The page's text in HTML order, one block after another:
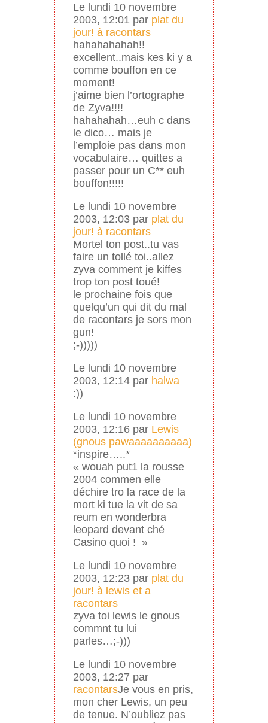
Le lundi 10 novembre
2003, 12:01 par plat du
jour! à racontars
hahahahahah!!
excellent..mais kes ki y a
comme bouffon en ce
moment!
j’aime bien l’ortographe
de Zyva!!!!
hahahahah…euh c dans
le dico… mais je
l’emploie pas dans mon
vocabulaire… quittes a
passer pour un C** euh
bouffon!!!!!
Le lundi 10 novembre
2003, 12:03 par plat du
jour! à racontars
Mortel ton post..tu vas
faire un tollé toi..allez
zyva comment je kiffes
trop ton post toué!
le prochaine fois que
quelqu’un qui dit du mal
de racontars je sors mon
gun!
;-)))))
Le lundi 10 novembre
2003, 12:14 par halwa
:))
Le lundi 10 novembre
2003, 12:16 par Lewis
(gnous pawaaaaaaaaaa)
*inspire…..*
« wouah put1 la rousse
2004 commen elle
déchire tro la race de la
mort ki tue la vit de sa
reum en wonderbra
leopard devant ché
Casino quoi ! »
Le lundi 10 novembre
2003, 12:23 par plat du
jour! à lewis et a
racontars
zyva toi lewis le gnous
commnt tu lui
parles…;-)))
Le lundi 10 novembre
2003, 12:27 par
racontarsJe vous en pris,
mon cher Lewis, un peu
de tenue. N’oubliez pas